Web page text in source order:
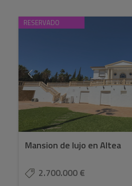
RESERVADO
Mansion de lujo en Altea
2.700.000 €